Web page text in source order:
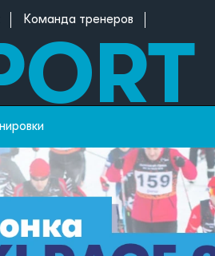
Команда тренеров